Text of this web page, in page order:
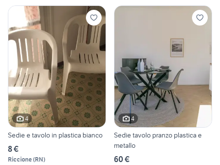
4
Sedie e tavolo in plastica bianco
8 €
Riccione(RN)
4
Sedie tavolo pranzo plastica e
metallo
60 €